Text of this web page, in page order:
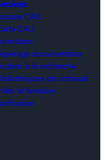
CAIJ
CAIJ
documentaire
à la recherche
de cotravail
et livraison